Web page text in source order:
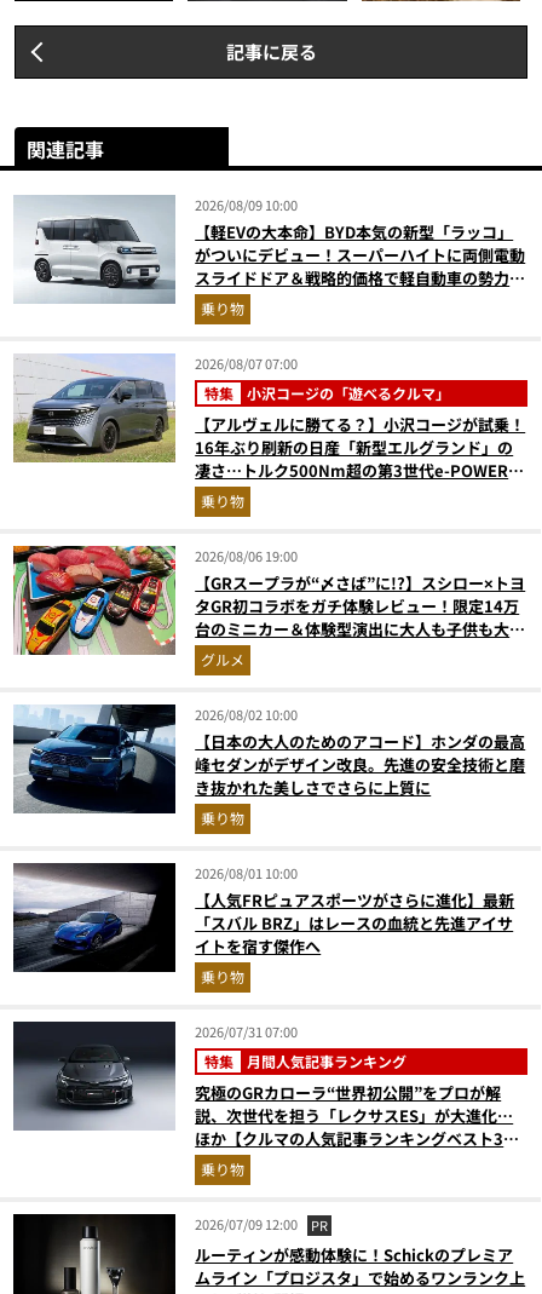
記事に戻る
関連記事
2026/08/09 10:00
【軽EVの大本命】BYD本気の新型「ラッコ」
がついにデビュー！スーパーハイトに両側電動
スライドドア＆戦略的価格で軽自動車の勢力図
はどうなる？
乗り物
2026/08/07 07:00
特集 小沢コージの「遊べるクルマ」
【アルヴェルに勝てる？】小沢コージが試乗！
16年ぶり刷新の日産「新型エルグランド」の
凄さ…トルク500Nm超の第3世代e-POWER＆
和の格調高きデザインを徹底チェック
乗り物
2026/08/06 19:00
【GRスープラが“〆さば”に!?】スシロー×トヨ
タGR初コラボをガチ体験レビュー！限定14万
台のミニカー＆体験型演出に大人も子供も大興
奮間違いなし
グルメ
2026/08/02 10:00
【日本の大人のためのアコード】ホンダの最高
峰セダンがデザイン改良。先進の安全技術と磨
き抜かれた美しさでさらに上質に
乗り物
2026/08/01 10:00
【人気FRピュアスポーツがさらに進化】最新
「スバル BRZ」はレースの血統と先進アイサ
イトを宿す傑作へ
乗り物
2026/07/31 07:00
特集 月間人気記事ランキング
究極のGRカローラ“世界初公開”をプロが解
説、次世代を担う「レクサスES」が大進化…
ほか【クルマの人気記事ランキングベスト3】
（2026年6月版）
乗り物
2026/07/09 12:00 PR
ルーティンが感動体験に！Schickのプレミア
ムライン「プロジスタ」で始めるワンランク上